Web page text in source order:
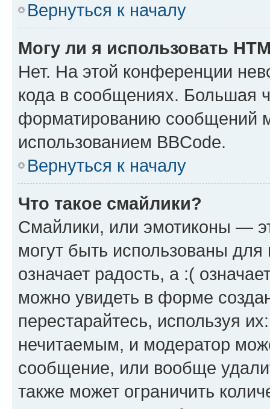
Вернуться к началу
Могу ли я использовать
Нет. На этой конференции
кода в сообщениях. Большая
форматированию сообщений
использованием BBCode.
Вернуться к началу
Что такое смайлики?
Смайлики, или эмотиконы —
могут быть использованы
означает радость, а :(
можно увидеть в форме
перестарайтесь, используя
нечитаемым, и модератор
сообщение, или вообще
также может ограничить